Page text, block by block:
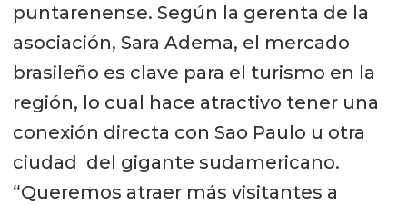
puntarenense. Según la gerenta de la
asociación, Sara Adema, el mercado
brasileño es clave para el turismo en la
región, lo cual hace atractivo tener una
conexión directa con Sao Paulo u otra
ciudad del gigante sudamericano.
“Queremos atraer más visitantes a